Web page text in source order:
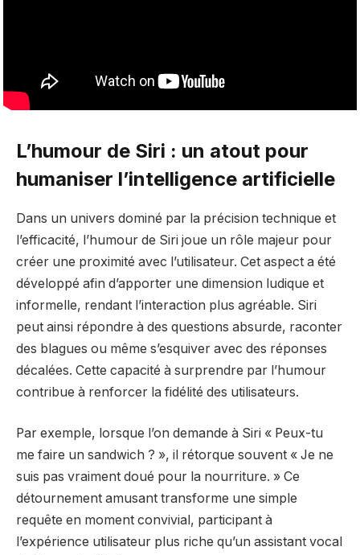
L’humour de Siri : un atout pour
humaniser l’intelligence artificielle
Dans un univers dominé par la précision technique et
l’efficacité, l’humour de Siri joue un rôle majeur pour
créer une proximité avec l’utilisateur. Cet aspect a été
développé afin d’apporter une dimension ludique et
informelle, rendant l’interaction plus agréable. Siri
peut ainsi répondre à des questions absurde, raconter
des blagues ou même s’esquiver avec des réponses
décalées. Cette capacité à surprendre par l’humour
contribue à renforcer la fidélité des utilisateurs.
Par exemple, lorsque l’on demande à Siri « Peux-tu
me faire un sandwich ? », il rétorque souvent « Je ne
suis pas vraiment doué pour la nourriture. » Ce
détournement amusant transforme une simple
requête en moment convivial, participant à
l’expérience utilisateur plus riche qu’un assistant vocal